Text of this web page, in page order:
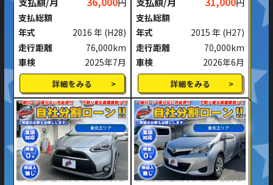
円
支払総額
年式
2016 年 (H28)
走行距離
76,000km
車検
2025年7月
詳細をみる
円
支払総額
年式
2015 年 (H27)
走行距離
70,000km
車検
2026年6月
詳細をみる
東北エリア 東北エリア